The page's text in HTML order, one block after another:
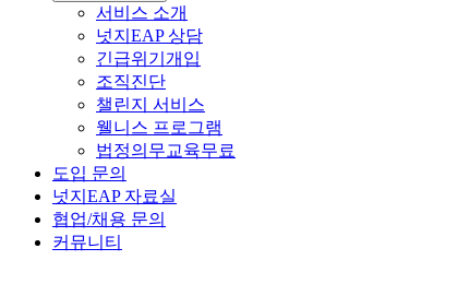
서비스 소개
넛지EAP 상담
긴급위기개입
조직진단
챌린지 서비스
웰니스 프로그램
법정의무교육무료
도입 문의
넛지EAP 자료실
협업/채용 문의
커뮤니티